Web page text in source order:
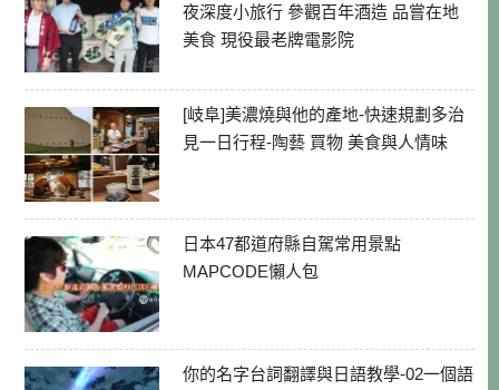
夜深度小旅行 參觀百年酒造 品嘗在地
美食 現役最老牌電影院
[岐阜]美濃燒與他的產地-快速規劃多治
見一日行程-陶藝 買物 美食與人情味
日本47都道府縣自駕常用景點
MAPCODE懶人包
你的名字台詞翻譯與日語教學-02一個語